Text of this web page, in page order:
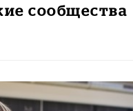
сообщества